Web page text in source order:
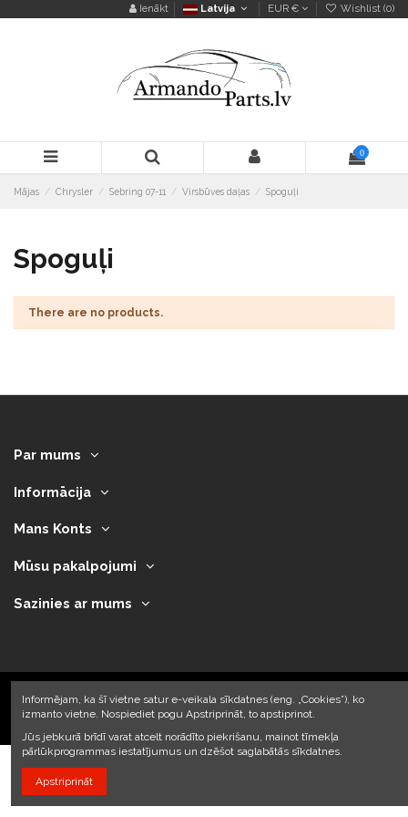
Ienākt Latvija EUR € Wishlist (0)
0
Mājas Chrysler Sebring 07-11 Virsbūves daļas Spoguļi
Spoguļi
There are no products.
Par mums
Informācija
Mans Konts
Mūsu pakalpojumi
Sazinies ar mums
2023 © Armando Auto SIA
Informējam, ka šī vietne satur e-veikala sīkdatnes (eng. „Cookies”), ko
izmanto vietne. Nospiediet pogu Apstriprināt, to apstiprinot.
Jūs jebkurā brīdī varat atcelt norādīto piekrišanu, mainot tīmekļa
pārlūkprogrammas iestatījumus un dzēšot saglabātās sīkdatnes.
Apstriprināt